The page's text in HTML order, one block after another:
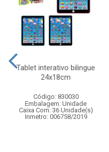
Tablet interativo bilingue
24x18cm
Código: 830030
Embalagem: Unidade
Caixa Com: 36 Unidade(s)
Inmetro: 006758/2019